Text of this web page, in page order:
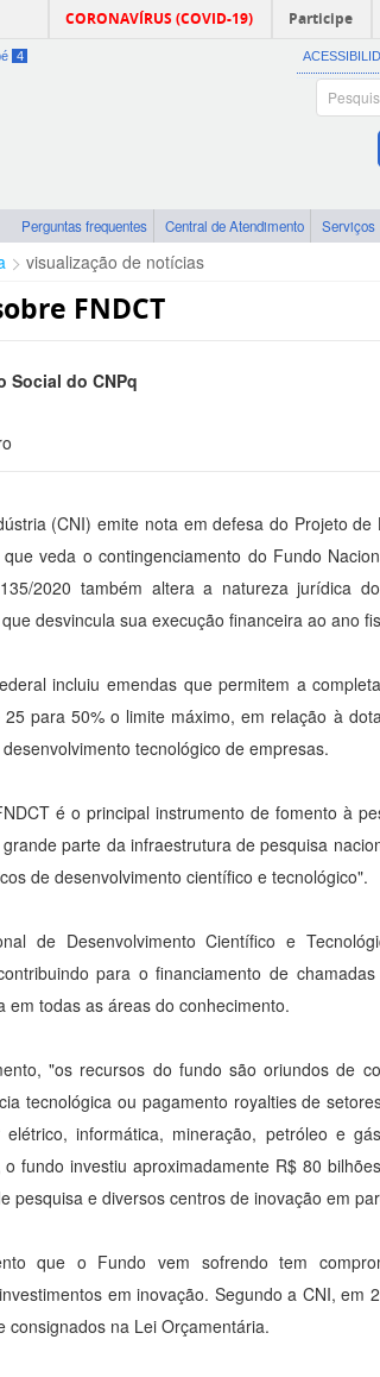
CORONAVÍRUS (COVID-19) Participe
4
Perguntas frequentes Central de Atendimento Serviços
visualização de notícias
FNDCT
Social do CNPq
(CNI) emite nota em defesa do Projeto
veda o contingenciamento do Fundo
2020 também altera a natureza jurídica
desvincula sua execução financeira ao ano
incluiu emendas que permitem a
para 50% o limite máximo, em relação à
tecnológico de empresas.
é o principal instrumento de fomento à
parte da infraestrutura de pesquisa
de desenvolvimento científico e tecnológico".
de Desenvolvimento Científico e
para o financiamento de
em todas as áreas do conhecimento.
"os recursos do fundo são oriundos de
tecnológica ou pagamento royalties de
elétrico, informática, mineração, petróleo e
fundo investiu aproximadamente R$ 80
pesquisa e diversos centros de inovação em
que o Fundo vem sofrendo tem
em inovação. Segundo a CNI, em
consignados na Lei Orçamentária.